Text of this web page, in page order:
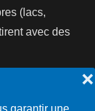
❌
(lacs,
avec des